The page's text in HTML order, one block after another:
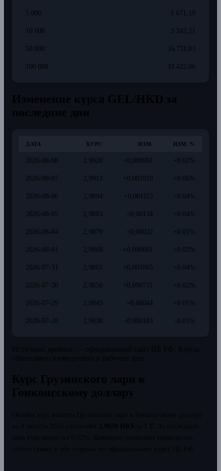
5 000 1 671,10
10 000 3 342,21
50 000 16 711,03
100 000 33 422,06
ДАТА КУРС ИЗМ. ИЗМ. %
2026-08-08 2,9920 +0,000691 +0.02%
2026-08-07 2,9913 +0,001919 +0.06%
2026-08-06 2,9894 +0,001115 +0.04%
2026-08-05 2,9883 +0,00134 +0.04%
2026-08-04 2,9870 +0,00022 +0.01%
2026-08-01 2,9868 +0,000681 +0.02%
2026-07-31 2,9861 +0,001065 +0.04%
2026-07-30 2,9850 +0,000731 +0.02%
2026-07-29 2,9843 +0,00044 +0.01%
2026-07-28 2,9838 -0,000183 -0.01%